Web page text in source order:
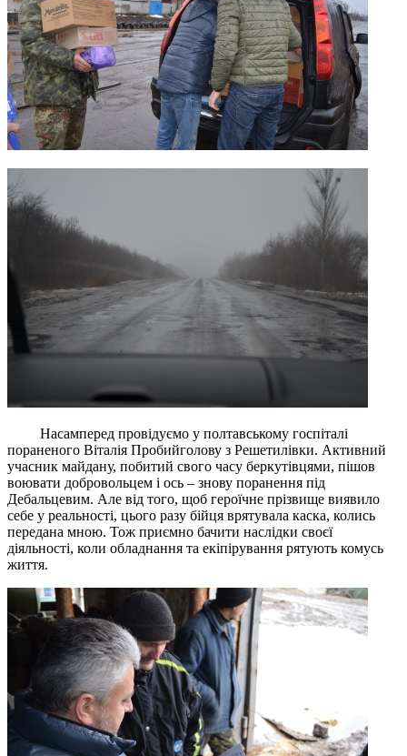
Насамперед провідуємо у полтавському госпіталі
пораненого Віталія Пробийголову з Решетилівки. Активний
учасник майдану, побитий свого часу беркутівцями, пішов
воювати добровольцем і ось – знову поранення під
Дебальцевим. Але від того, щоб героїчне прізвище виявило
себе у реальності, цього разу бійця врятувала каска, колись
передана мною. Тож приємно бачити наслідки своєї
діяльності, коли обладнання та екіпірування рятують комусь
життя.